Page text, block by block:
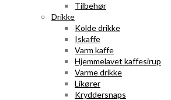
Tilbehør
Drikke
Kolde drikke
Iskaffe
Varm kaffe
Hjemmelavet kaffesirup
Varme drikke
Likører
Kryddersnaps